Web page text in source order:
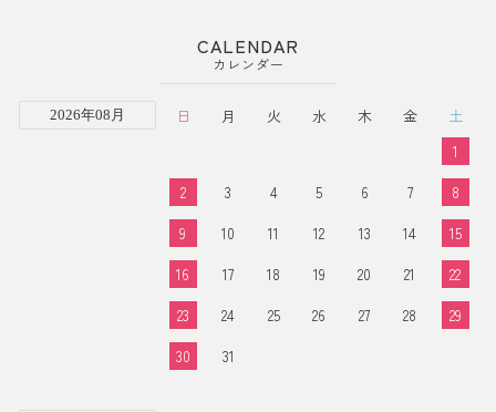
CALENDAR
カレンダー
2026年08月 日 月 火 水 木 金
土
1
2
3 4 5 6 7
8
9
10 11 12 13 14
15
16
17 18 19 20 21
22
23
24 25 26 27 28
29
30
31